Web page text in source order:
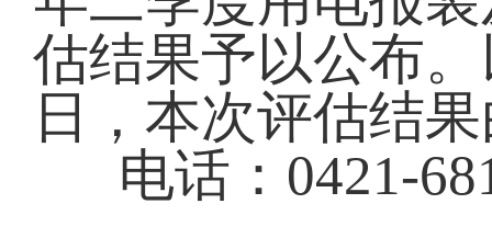
估结果予以公布
日，本次评估结
电话：0421-